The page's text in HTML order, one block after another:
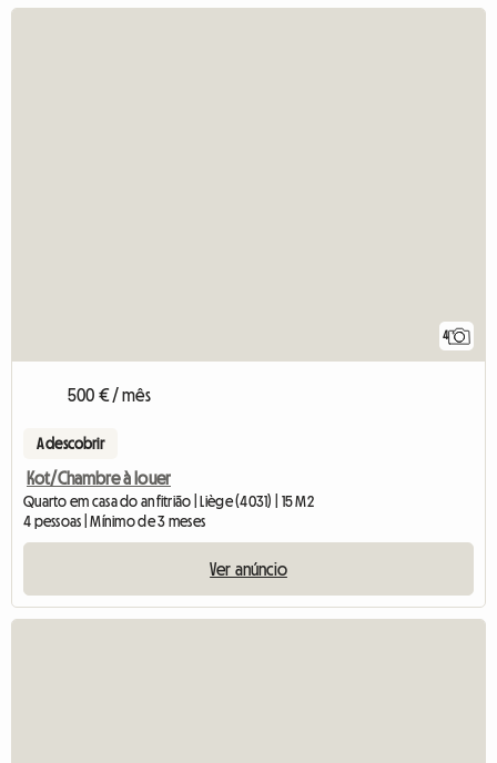
4
500 € / mês
A descobrir
Kot/Chambre à louer
Quarto em casa do anfitrião | Liège (4031) | 15 M2
4 pessoas | Mínimo de 3 meses
Ver anúncio